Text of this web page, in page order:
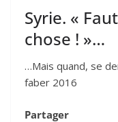
Syrie. «
chose ! »…
…Mais quand, se
faber 2016
Partager